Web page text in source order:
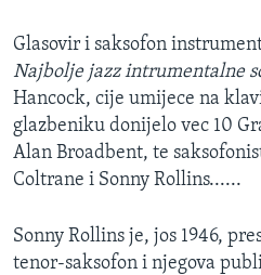
Jezici
Glasovir i saksofon
Najbolje jazz intrumentalne
Hancock, cije umijece na
glazbeniku donijelo vec 10
Alan Broadbent, te
Coltrane i Sonny Rollins......
Sonny Rollins je, jos 1946,
tenor-saksofon i njegova